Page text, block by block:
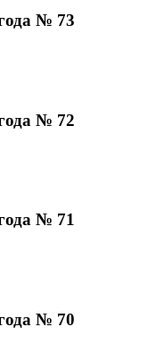
№ 73
№ 72
№ 71
№ 70